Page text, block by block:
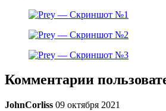
Комментарии
JohnCorliss 09 октября 2021